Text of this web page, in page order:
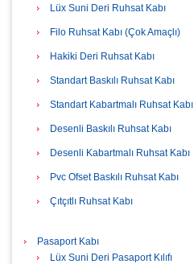
Lüx Suni Deri Ruhsat Kabı
Filo Ruhsat Kabı (Çok Amaçlı)
Hakiki Deri Ruhsat Kabı
Standart Baskılı Ruhsat Kabı
Standart Kabartmalı Ruhsat Kabı
Desenli Baskılı Ruhsat Kabı
Desenli Kabartmalı Ruhsat Kabı
Pvc Ofset Baskılı Ruhsat Kabı
Çıtçıtlı Ruhsat Kabı
Pasaport Kabı
Lüx Suni Deri Pasaport Kılıfı